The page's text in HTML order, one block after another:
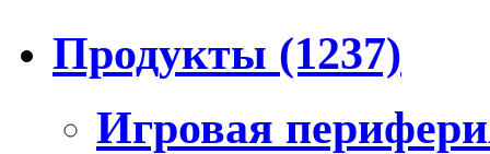
Продукты (1237)
Игровая